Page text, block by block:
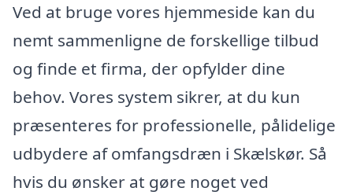
Ved at bruge vores hjemmeside kan du
nemt sammenligne de forskellige tilbud
og finde et firma, der opfylder dine
behov. Vores system sikrer, at du kun
præsenteres for professionelle, pålidelige
udbydere af omfangsdræn i Skælskør. Så
hvis du ønsker at gøre noget ved